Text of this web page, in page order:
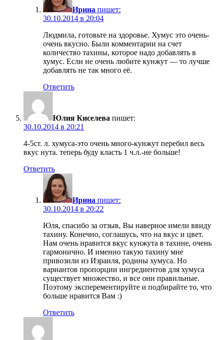
Ирина пишет:
30.10.2014 в 20:04
Людмила, готовьте на здоровье. Хумус это очень-
очень вкусно. Были комментарии на счет
количество тахины, которое надо добавлять в
хумус. Если не очень любите кунжут — то лучше
добавлять не так много её.
Ответить
Юлия Киселева пишет:
30.10.2014 в 20:21
4-5ст. л. хумуса-это очень много-кунжут перебил весь
вкус нута. теперь буду класть 1 ч.л.-не больше!
Ответить
Ирина пишет:
30.10.2014 в 20:22
Юля, спасибо за отзыв, Вы наверное имели ввиду
тахину. Конечно, соглашусь, что на вкус и цвет.
Нам очень нравится вкус кунжута в тахине, очень
гармонично. И именно такую тахину мне
привозили из Израиля, родины хумуса. Но
вариантов пропорции ингредиентов для хумуса
существует множество, и все они правильные.
Поэтому эксперементируйте и подбирайте то, что
больше нравится Вам :)
Ответить